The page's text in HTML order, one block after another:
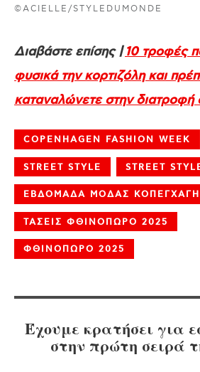
©ACIELLE/STYLEDUMONDE
Διαβάστε επίσης |10 τροφές
φυσικά την κορτιζόλη και
καταναλώνετε στην διατροφή
COPENHAGEN FASHION WEEK
STREET STYLE STREET
ΕΒΔΟΜΑΔΑ ΜΟΔΑΣ
ΤΑΣΕΙΣ ΦΘΙΝΟΠΩΡΟ 2025
ΦΘΙΝΟΠΩΡΟ 2025
Έχουμε κρατήσει για
στην πρώτη σειρά